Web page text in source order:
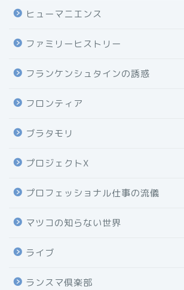
ヒューマニエンス
ファミリーヒストリー
フランケンシュタインの誘惑
フロンティア
ブラタモリ
プロジェクトX
プロフェッショナル仕事の流儀
マツコの知らない世界
ライブ
ランスマ倶楽部